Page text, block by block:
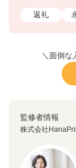
返礼
＼面倒な
監修者情報
株式会社